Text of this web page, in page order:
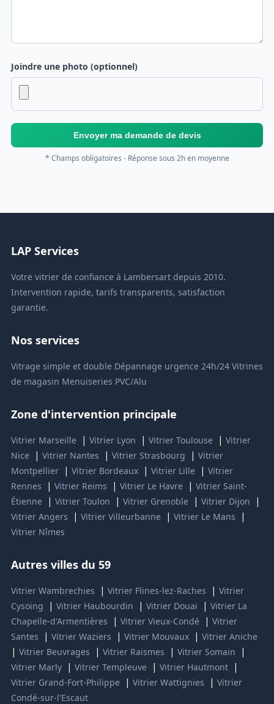
Joindre une photo (optionnel)
Envoyer ma demande de devis
* Champs obligatoires - Réponse sous 2h en moyenne
LAP Services
Votre vitrier de confiance à Lambersart depuis 2010.
Intervention rapide, tarifs transparents, satisfaction
garantie.
Nos services
Vitrage simple et double Dépannage urgence 24h/24 Vitrines
de magasin Menuiseries PVC/Alu
Zone d'intervention principale
Vitrier Marseille | Vitrier Lyon | Vitrier Toulouse | Vitrier
Nice
| Vitrier Nantes | Vitrier Strasbourg | Vitrier
Montpellier | Vitrier Bordeaux | Vitrier Lille | Vitrier
Rennes
| Vitrier Reims | Vitrier Le Havre | Vitrier Saint-
Étienne
| Vitrier Toulon | Vitrier Grenoble | Vitrier Dijon |
Vitrier Angers | Vitrier Villeurbanne | Vitrier Le Mans |
Vitrier Nîmes
Autres villes du 59
Vitrier Wambrechies | Vitrier Flines-lez-Raches | Vitrier
Cysoing
| Vitrier Haubourdin | Vitrier Douai | Vitrier La
Chapelle-d'Armentières
| Vitrier Vieux-Condé | Vitrier
Santes
| Vitrier Waziers | Vitrier Mouvaux | Vitrier Aniche
| Vitrier Beuvrages | Vitrier Raismes | Vitrier Somain |
Vitrier Marly | Vitrier Templeuve | Vitrier Hautmont |
Vitrier Grand-Fort-Philippe | Vitrier Wattignies | Vitrier
Condé-sur-l'Escaut